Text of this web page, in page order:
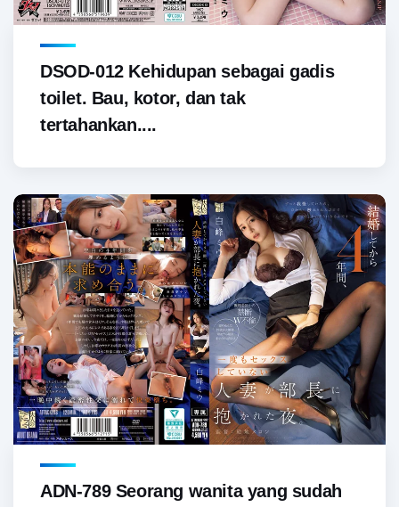
DSOD-012 Kehidupan sebagai gadis
toilet. Bau, kotor, dan tak
tertahankan....
ADN-789 Seorang wanita yang sudah